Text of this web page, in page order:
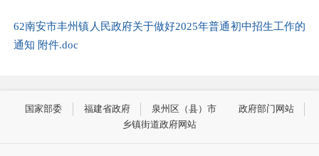
62南安市丰州镇人民政府关于做好2025年普通初中招生工作的
通知 附件.doc
国家部委 福建省政府 泉州区（县）市
政府部门网站
乡镇街道政府网站